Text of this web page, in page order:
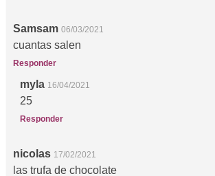
Samsam 06/03/2021
cuantas salen
Responder
myla 16/04/2021
25
Responder
nicolas 17/02/2021
las trufa de chocolate